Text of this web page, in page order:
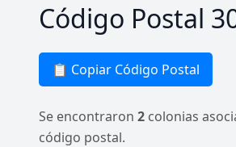
Código Postal
📋 Copiar Código Postal
Se encontraron 2 colonias
código postal.